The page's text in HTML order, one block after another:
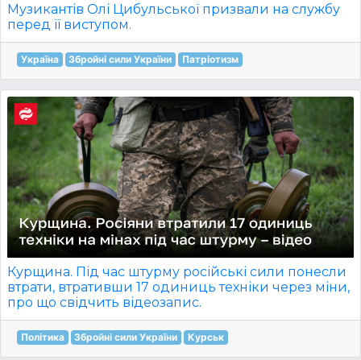
Музикантів Олі Цибульської призвали на службу
перед її виступом.
Україна Збройні сили України Патріотизм
Курщина. Під час штурму російські сили понесли
втрати, втративши 17 одиниць техніки через міни,
про що свідчить відеозапис.
Політика Збройні сили України Курськ